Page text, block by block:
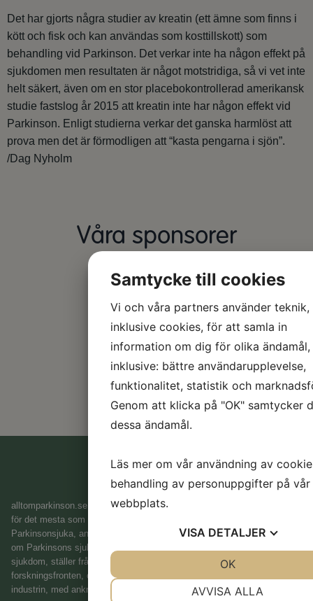
Det har gjorts några studier av kreatin (ett ämne som finns i
kött och fisk och kan användas som kosttillskott) som
behandling vid Parkinson. Det verkar inte ha någon effekt på
sjukdomen men resultaten är något motstridiga, så vi vet inte
helt säkert, även om en stor placebokontrollerad amerikansk
studie fastslog år 2015 att kreatin inte har någon effekt vid
Parkinson. Enligt studierna verkar det ganska harmlöst att
prova men det är förmodligen att “kasta pengarna i sjön”.
/Dag Nyholm
Våra sponsorer
alltomparkinson.se är en webbsida med syftet att vara en samlingsplats
för det mesta som rör Parkinsons sjukdom. Vi vänder oss till
Parkinsonsjuka, anhöriga, vårdpersonal, och till de som vill lära sig mer
om Parkinsons sjukdom. Här hittar du information om Parkinsons
sjukdom, ställer frågor till expertisen, får senaste nyheterna på
forskningsfronten, och du får också veta vilka framsteg som görs inom
industrin, med anknytning till Parkinsons sjukdom.
m
d
Samtycke till cookies
Vi och våra partners använder teknik,
inklusive cookies, för att samla in
information om dig för olika ändamål,
inklusive: bättre användarupplevelse,
funktionalitet, statistik och
Genom att klicka på "OK" samtycker
dessa ändamål.
Läs mer om vår användning av
behandling av personuppgifter på vår
webbplats.
VISA DETALJER
AVVISA ALLA
OK